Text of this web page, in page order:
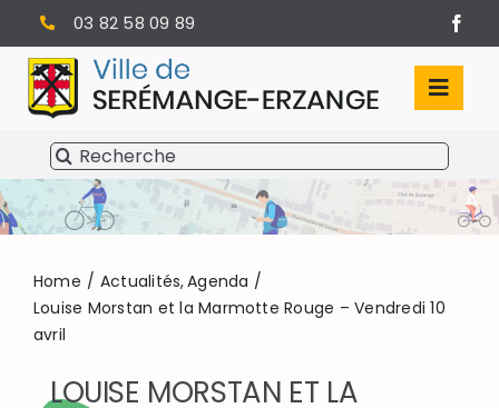
Passer
au
contenu
03 82 58 09 89
SÉRÉMANGE-ERZANGE
VIE MUNICIPALE
VIVRE À SERÉMANGE-ERZANGE
INFOS PRATIQUES
Rechercher:
Home Actualités Agenda
Louise Morstan et la Marmotte Rouge – Vendredi 10
avril
LOUISE MORSTAN ET LA